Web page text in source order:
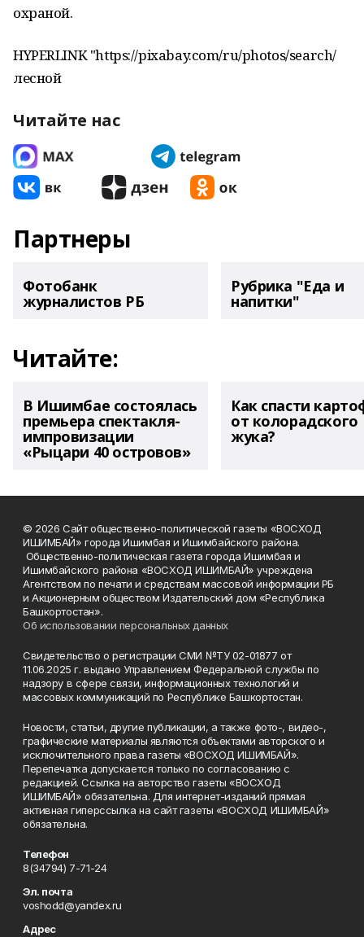
охраной.
HYPERLINK "https://pixabay.com/ru/photos/search/
лесной
Читайте нас
Партнеры
Фотобанк
журналистов РБ
Рубрика "Еда и
напитки"
Читайте:
В Ишимбае состоялась
премьера спектакля-
импровизации
«Рыцари 40 островов»
Как спасти
от колорадского
жука?
© 2026 Сайт общественно-политической газеты «ВОСХОД
ИШИМБАЙ» города Ишимбая и Ишимбайского района.
Общественно-политическая газета города Ишимбая и
Ишимбайского района «ВОСХОД ИШИМБАЙ» учреждена
Агентством по печати и средствам массовой информации РБ
и Акционерным обществом Издательский дом «Республика
Башкортостан».
Об использовании персональных данных
Свидетельство о регистрации СМИ №ТУ 02-01877 от
11.06.2025 г. выдано Управлением Федеральной службы по
надзору в сфере связи, информационных технологий и
массовых коммуникаций по Республике Башкортостан.
Новости, статьи, другие публикации, а также фото-, видео-,
графические материалы являются объектами авторского и
исключительного права газеты «ВОСХОД ИШИМБАЙ».
Перепечатка допускается только по согласованию с
редакцией. Ссылка на авторство газеты «ВОСХОД
ИШИМБАЙ» обязательна. Для интернет-изданий прямая
активная гиперссылка на сайт газеты «ВОСХОД ИШИМБАЙ»
обязательна.
Телефон
8(34794) 7-71-24
Эл. почта
voshodd@yandex.ru
Адрес